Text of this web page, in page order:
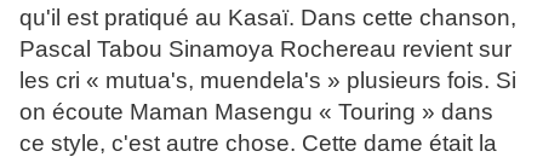
qu'il est pratiqué au Kasaï. Dans cette chanson,
Pascal Tabou Sinamoya Rochereau revient sur
les cri « mutua's, muendela's » plusieurs fois. Si
on écoute Maman Masengu « Touring » dans
ce style, c'est autre chose. Cette dame était la